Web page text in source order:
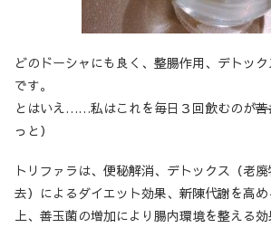
どのドーシャにも良く、整腸作用、デトッ
です。
とはいえ……私はこれを毎日３回飲むのが
っと）
トリファラは、便秘解消、デトックス（老
去）によるダイエット効果、新陳代謝を高
上、善玉菌の増加により腸内環境を整える